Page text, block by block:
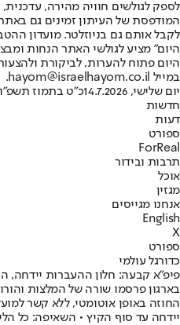
לספק לגולשים חוויה מהירה,
המודפסת של העיתון זמינים גם
לקבל אותם גם בניוזלטר. מועדון
היום" מציע לגולשי האתר הנחות
היום פתוח להערות, לביקורת
במייל hayom@israelhayom.co.il.
יום שלישי, 14.7.2026
כ"ט בתמוז תשפ"ו
חדשות
דעות
ספורט
ForReal
תרבות ובידור
אוכל
מגזין
אנחנו מגייסים
English
X
ספורט
כדורגל עולמי
פיפ"א קבעה: חלון ההעברות יידחה,
בארגון פרסמו שורה של המלצות
החוזה באופן אוטומטי, ללא קשר
יידחה עד סוף הקיץ • השאיפה: כל